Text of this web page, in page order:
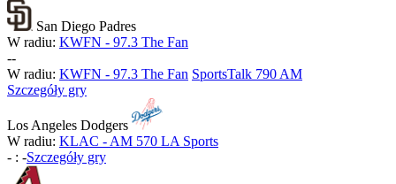
San Diego Padres
W radiu: KWFN - 97.3 The Fan
--
W radiu: KWFN - 97.3 The Fan SportsTalk 790 AM
Szczegóły gry
Los Angeles Dodgers
W radiu: KLAC - AM 570 LA Sports
- : -Szczegóły gry